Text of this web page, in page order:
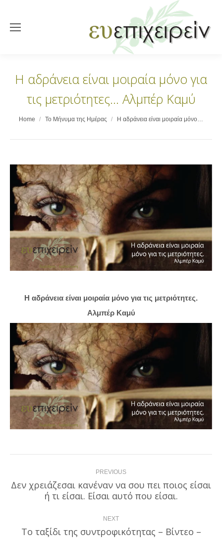
Η αδράνεια είναι μοιραία μόνο για
τις μετριότητες… Αλμπέρ Καμύ
You are here:
Home Το Μήνυμα της Ημέρας Η αδράνεια είναι μοιραία μόνο…
Η αδράνεια είναι μοιραία μόνο για τις μετριότητες.
Αλμπέρ Καμύ
navigation PREVIOUS
Previous
post:
Δεν χρειάζεσαι κανέναν να σου πει ποιος είσαι
ή τι είσαι. Είσαι αυτό που είσαι.
NEXT
Next
post:
Το ταξίδι της συντροφικότητας – Βίντεο –